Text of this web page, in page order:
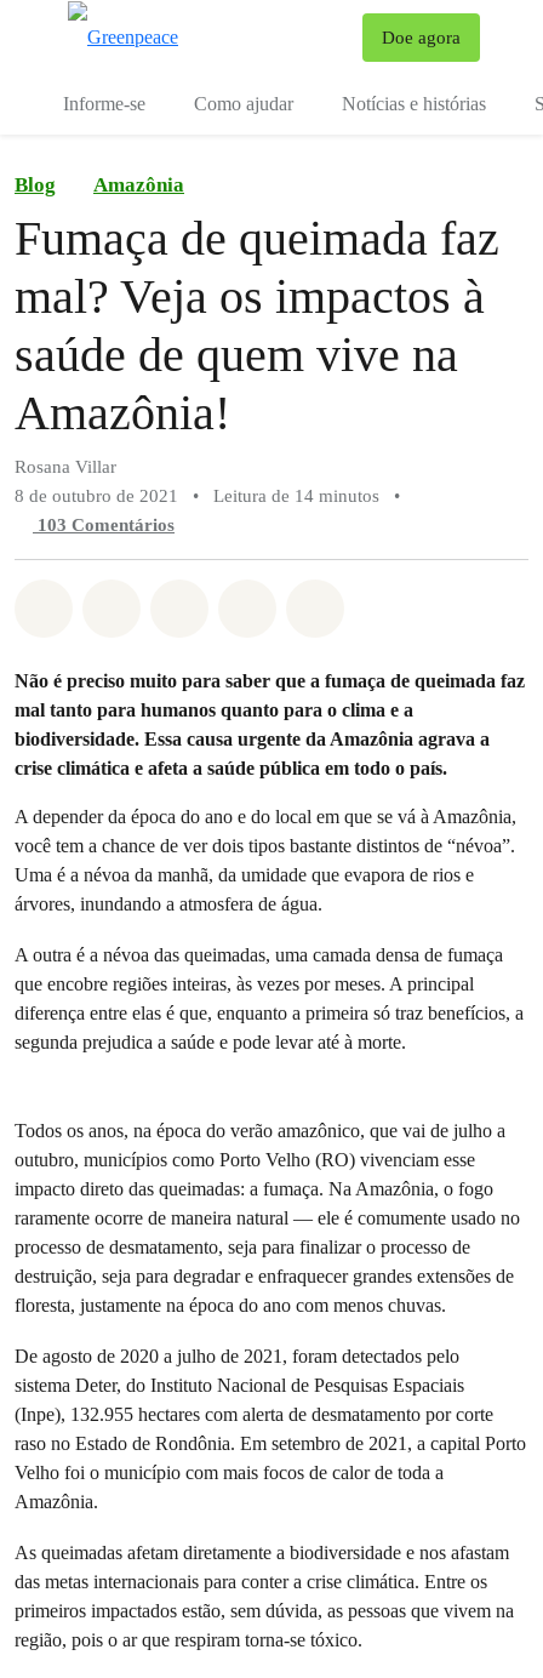
Doe agora
Informe-se Como ajudar Notícias e histórias
Blog Amazônia
Fumaça de queimada faz
mal? Veja os impactos à
saúde de quem vive na
Amazônia!
Rosana Villar
8 de outubro de 2021
• Leitura de 14 minutos
•
103 Comentários
Não é preciso muito para saber que a fumaça de queimada faz
mal tanto para humanos quanto para o clima e a
biodiversidade. Essa causa urgente da Amazônia agrava a
crise climática e afeta a saúde pública em todo o país.
A depender da época do ano e do local em que se vá à Amazônia,
você tem a chance de ver dois tipos bastante distintos de “névoa”.
Uma é a névoa da manhã, da umidade que evapora de rios e
árvores, inundando a atmosfera de água.
A outra é a névoa das queimadas, uma camada densa de fumaça
que encobre regiões inteiras, às vezes por meses. A principal
diferença entre elas é que, enquanto a primeira só traz benefícios, a
segunda prejudica a saúde e pode levar até à morte.
Todos os anos, na época do verão amazônico, que vai de julho a
outubro, municípios como Porto Velho (RO) vivenciam esse
impacto direto das queimadas: a fumaça. Na Amazônia, o fogo
raramente ocorre de maneira natural — ele é comumente usado no
processo de desmatamento, seja para finalizar o processo de
destruição, seja para degradar e enfraquecer grandes extensões de
floresta, justamente na época do ano com menos chuvas.
De agosto de 2020 a julho de 2021, foram detectados pelo
sistema Deter, do Instituto Nacional de Pesquisas Espaciais
(Inpe), 132.955 hectares com alerta de desmatamento por corte
raso no Estado de Rondônia. Em setembro de 2021, a capital Porto
Velho foi o município com mais focos de calor de toda a
Amazônia.
As queimadas afetam diretamente a biodiversidade e nos afastam
das metas internacionais para conter a crise climática. Entre os
primeiros impactados estão, sem dúvida, as pessoas que vivem na
região, pois o ar que respiram torna-se tóxico.